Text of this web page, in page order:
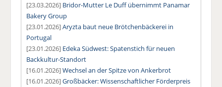
[23.03.2026] Bridor-Mutter Le Duff übernimmt Panamar
Bakery Group
[23.01.2026]Aryzta baut neue Brötchenbäckerei in
Portugal
[23.01.2026] Edeka Südwest: Spatenstich für neuen
Backkultur-Standort
[16.01.2026]Wechsel an der Spitze von Ankerbrot
[16.01.2026]Großbäcker: Wissenschaftlicher Förderpreis